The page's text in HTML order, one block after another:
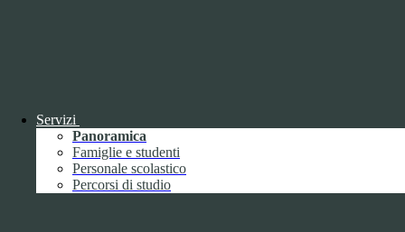
Servizi
Panoramica
Famiglie e studenti
Personale scolastico
Percorsi di studio
Bandi di concorso (da pubblicare in
tabelle)
Performance1